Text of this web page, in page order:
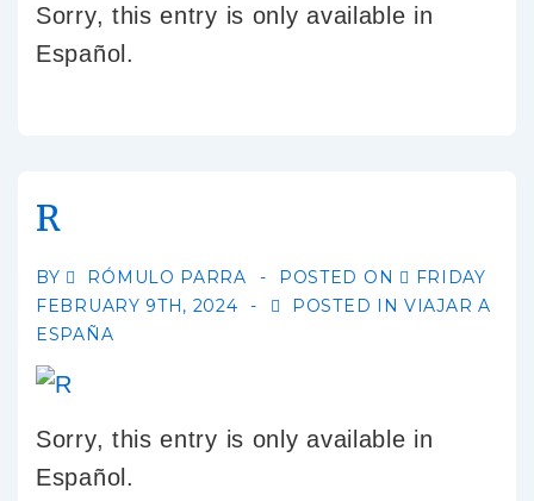
Sorry, this entry is only available in
Español.
R
BY RÓMULO PARRA POSTED ON
FRIDAY
FEBRUARY 9TH, 2024
POSTED INVIAJAR A
ESPAÑA
Sorry, this entry is only available in
Español.